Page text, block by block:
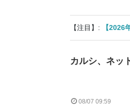
【注目】: 【
カルシ、ネッ
08/07 09:59